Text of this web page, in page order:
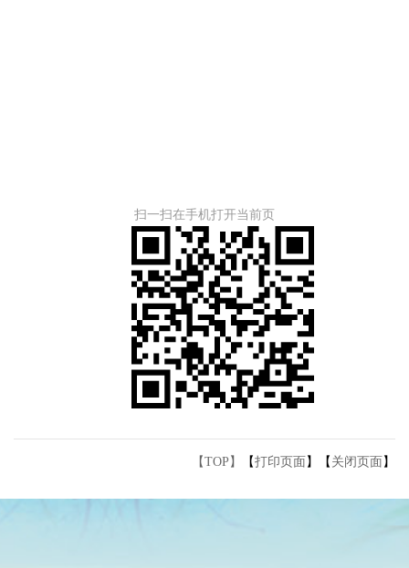
扫一扫在手机打开当前页
【TOP】 【打印页面 】【 关闭页面 】